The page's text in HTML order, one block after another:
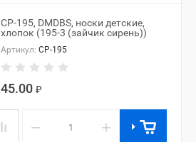
CP-195, DMDBS, носки детские,
хлопок (195-3 (зайчик сирень))
Артикул: CP-195
45.00 ₽
− +